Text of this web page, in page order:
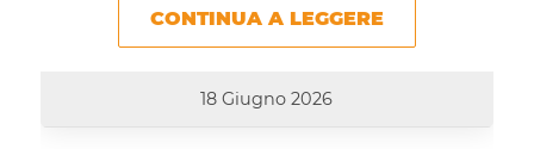
CONTINUA A LEGGERE
18 Giugno 2026